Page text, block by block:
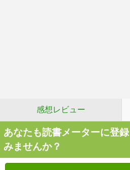
感想レビュー
あなたも読書メーターに登
みませんか？